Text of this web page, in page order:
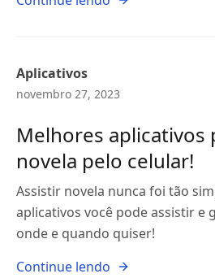
Aplicativos
novembro 27, 2023
Melhores aplicativos
novela pelo celular!
Assistir novela nunca foi tão
aplicativos você pode assistir e
onde e quando quiser!
Continue lendo